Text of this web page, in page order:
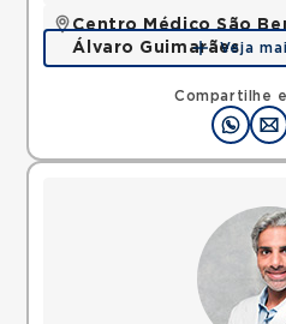
Compartilhe
Centro Médico São
Álvaro Guimarães
Avenida Alvaro
do Campo, SP, 09810010 •
Veja